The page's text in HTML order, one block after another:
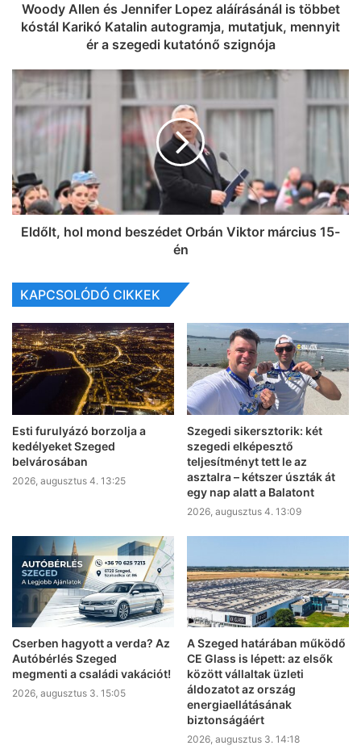
Woody Allen és Jennifer Lopez aláírásánál is többet
kóstál Karikó Katalin autogramja, mutatjuk, mennyit
ér a szegedi kutatónő szignója
Eldőlt, hol mond beszédet Orbán Viktor március 15-
én
KAPCSOLÓDÓ CIKKEK
Esti furulyázó borzolja a
kedélyeket Szeged
belvárosában
2026, augusztus 4. 13:25
Szegedi sikersztorik: két
szegedi elképesztő
teljesítményt tett le az
asztalra – kétszer úszták át
egy nap alatt a Balatont
2026, augusztus 4. 13:09
Cserben hagyott a verda? Az
Autóbérlés Szeged
megmenti a családi vakációt!
2026, augusztus 3. 15:05
A Szeged határában működő
CE Glass is lépett: az elsők
között vállaltak üzleti
áldozatot az ország
energiaellátásának
biztonságáért
2026, augusztus 3. 14:18